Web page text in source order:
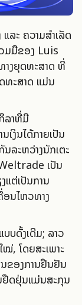
ລະ ຄວາມສຳເລັດ
ມມືຂອງ Luis
ງຍຸດທະສາດ ທີ່
ທະສາດ ແມ່ນ
ລາທີ່ມີ
ເງິນໄດ້ກາຍເປັນ
ລະຫວ່າງນັກເຕະ
ເປັນ
ຕ່ເປັນການ
ອນໄຫວທາງ
ບດັ້ງເດີມ; ລາວ
, ໂດຍສະເພາະ
ຂອງການຢືນຢັນ
ຢືດຢຸ່ນແມ່ນສະກຸນ